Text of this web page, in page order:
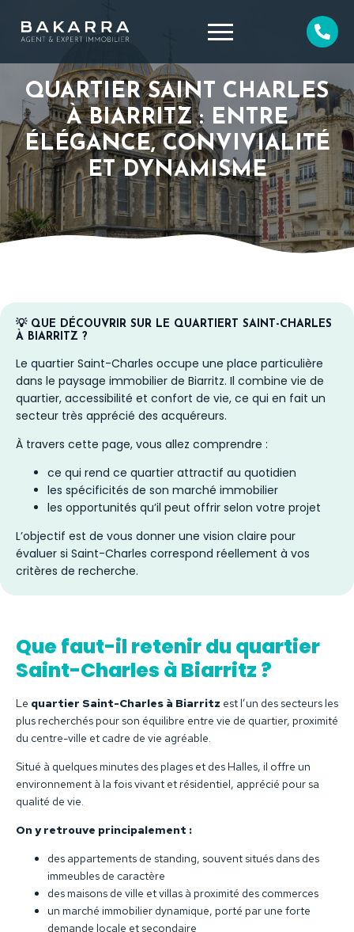
QUARTIER SAINT CHARLES
À BIARRITZ : ENTRE
ÉLÉGANCE, CONVIVIALITÉ
ET DYNAMISME
💡 QUE DÉCOUVRIR SUR LE QUARTIERT SAINT-CHARLES
À BIARRITZ ?
Le quartier Saint-Charles occupe une place particulière
dans le paysage immobilier de Biarritz. Il combine vie de
quartier, accessibilité et confort de vie, ce qui en fait un
secteur très apprécié des acquéreurs.
À travers cette page, vous allez comprendre :
ce qui rend ce quartier attractif au quotidien
les spécificités de son marché immobilier
les opportunités qu’il peut offrir selon votre projet
L’objectif est de vous donner une vision claire pour
évaluer si Saint-Charles correspond réellement à vos
critères de recherche.
Que faut-il retenir du quartier
Saint-Charles à Biarritz ?
Le quartier Saint-Charles à Biarritz est l’un des secteurs les
plus recherchés pour son équilibre entre vie de quartier, proximité
du centre-ville et cadre de vie agréable.
Situé à quelques minutes des plages et des Halles, il offre un
environnement à la fois vivant et résidentiel, apprécié pour sa
qualité de vie.
On y retrouve principalement :
des appartements de standing, souvent situés dans des
immeubles de caractère
des maisons de ville et villas à proximité des commerces
un marché immobilier dynamique, porté par une forte
demande locale et secondaire